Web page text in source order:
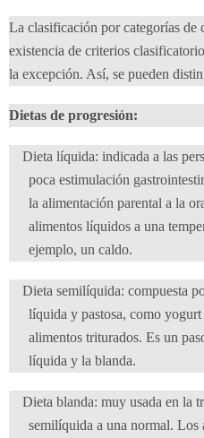
La clasificación por categorías de
existencia de criterios
la excepción. Así, se pueden
Dietas de progresión:
Dieta líquida: indicada a las
poca estimulación
la alimentación parental a la
alimentos líquidos a una
ejemplo, un caldo.
Dieta semilíquida: compuesta
líquida y pastosa, como
alimentos triturados. Es un
líquida y la blanda.
Dieta blanda: muy usada en la
semilíquida a una normal. Los